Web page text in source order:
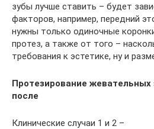
зубы лучше ставить – будет
факторов, например, передний
нужны только одиночные
протез, а также от того –
требования к эстетике, ну и
Протезирование жевательных
после
Клинические случаи 1 и 2 –